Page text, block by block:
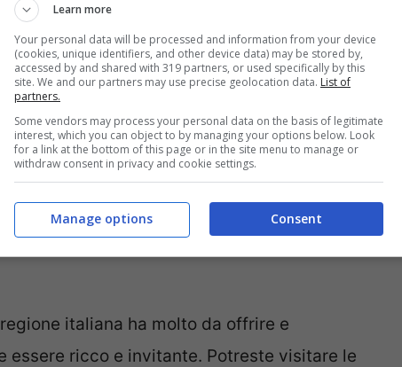
velocemente per una vacanza
è anche possibile fermarsi più a lungo. Ma
Tra iluoghi da non perdereci sono Lazio
non può certamente essere ignorato
passeggiare per Roma – scoprendo il
laBocca della Verità, laFontana di Trevi
– o scoprire piccoli borghi – come Castel di
da provare assolutamente, in questo
italiana ha molto da offrire e
essere ricco e invitante. Potreste visitare le
Learn more
Your personal data will be processed and information from your device
(cookies, unique identifiers, and other device data) may be stored by,
accessed by and shared with 319 partners, or used specifically by this
site. We and our partners may use precise geolocation data. List of
partners.
Some vendors may process your personal data on the basis of legitimate
interest, which you can object to by managing your options below. Look
for a link at the bottom of this page or in the site menu to manage or
withdraw consent in privacy and cookie settings.
Consent
Manage options